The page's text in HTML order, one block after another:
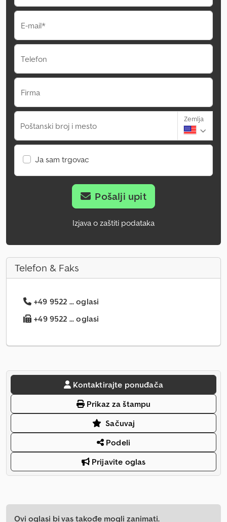
E-mail*
Telefon
Firma
Poštanski broj i mesto
Zemlja
Ja sam trgovac
Pošalji upit
Izjava o zaštiti podataka
Telefon & Faks
+49 9522 ... oglasi
+49 9522 ... oglasi
Kontaktirajte ponuđača
Prikaz za štampu
Sačuvaj
Podeli
Prijavite oglas
Ovi oglasi bi vas takođe mogli zanimati.